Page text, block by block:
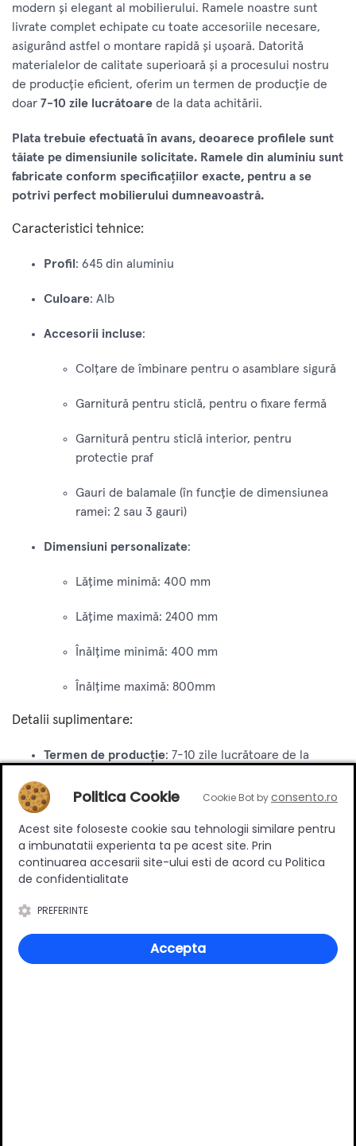
modern și elegant al mobilierului. Ramele noastre sunt
livrate complet echipate cu toate accesoriile necesare,
asigurând astfel o montare rapidă și ușoară. Datorită
materialelor de calitate superioară și a procesului nostru
de producție eficient, oferim un termen de producție de
doar 7-10 zile lucrătoare de la data achitării.
Plata trebuie efectuată în avans, deoarece profilele sunt
tăiate pe dimensiunile solicitate. Ramele din aluminiu sunt
fabricate conform specificațiilor exacte, pentru a se
potrivi perfect mobilierului dumneavoastră.
Caracteristici tehnice:
Profil : 645 din aluminiu
Culoare: Alb
Accesorii incluse:
Colțare de îmbinare pentru o asamblare sigură
Garnitură pentru sticlă, pentru o fixare fermă
Garnitură pentru sticlă interior, pentru
protectie praf
Gauri de balamale (în funcție de dimensiunea
ramei: 2 sau 3 gauri)
Dimensiuni personalizate:
Lățime minimă: 400 mm
Lățime maximă: 2400 mm
Înălțime minimă: 400 mm
Înălțime maximă: 800mm
Detalii suplimentare:
Termen de producție: 7-10 zile lucrătoare de la
Fiecare ramă este realizată cu precizie pentru a îndeplini
toate cerințele funcționale și estetice ale mobilierului.
Contactați-ne pentru a primi o ofertă personalizată!
Specificatii
Material
Aluminiu
Politica Cookie Cookie Bot byconsento.ro
Acest site foloseste cookie sau tehnologii similare pentru
a imbunatatii experienta ta pe acest site. Prin
continuarea accesarii site-ului esti de acord cu Politica
de confidentialitate
PREFERINTE
Accepta